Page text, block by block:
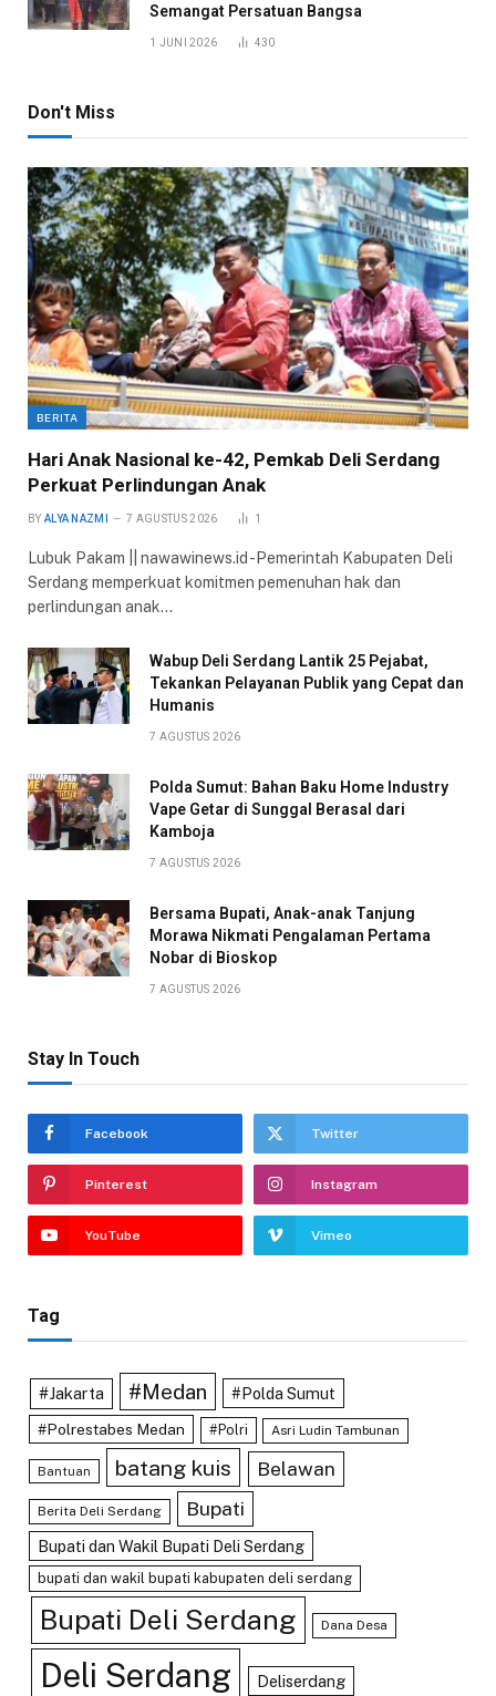
Semangat Persatuan Bangsa
1 JUNI 2026 430
Don't Miss
BERITA
Hari Anak Nasional ke-42, Pemkab Deli Serdang
Perkuat Perlindungan Anak
BY ALYA NAZMI 7 AGUSTUS 2026 1
Lubuk Pakam || nawawinews.id -Pemerintah Kabupaten Deli
Serdang memperkuat komitmen pemenuhan hak dan
perlindungan anak…
Wabup Deli Serdang Lantik 25 Pejabat,
Tekankan Pelayanan Publik yang Cepat dan
Humanis
7 AGUSTUS 2026
Polda Sumut: Bahan Baku Home Industry
Vape Getar di Sunggal Berasal dari
Kamboja
7 AGUSTUS 2026
Bersama Bupati, Anak-anak Tanjung
Morawa Nikmati Pengalaman Pertama
Nobar di Bioskop
7 AGUSTUS 2026
Stay In Touch
Facebook Twitter
Pinterest Instagram
YouTube Vimeo
Tag
#Jakarta #Medan #Polda Sumut
#Polrestabes Medan #Polri Asri Ludin Tambunan
Bantuan batang kuis Belawan
Berita Deli Serdang Bupati
Bupati dan Wakil Bupati Deli Serdang
bupati dan wakil bupati kabupaten deli serdang
Bupati Deli Serdang Dana Desa
Deli Serdang Deliserdang